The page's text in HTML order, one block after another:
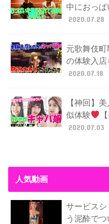
中におっ
2020.07.28
元歌舞伎
の体験入店
2020.07.18
【神回】
似体験
2020.07.03
人気動画
サービス
う泥酔で